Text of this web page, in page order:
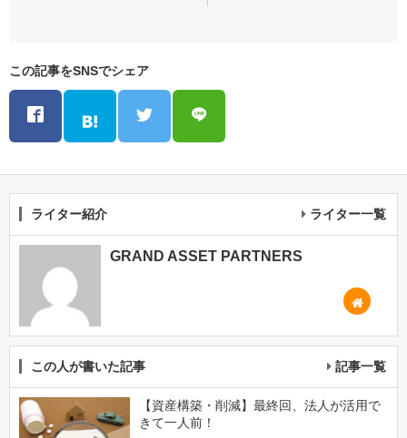
この記事をSNSでシェア
ライター紹介 ライター一覧
GRAND ASSET PARTNERS
この人が書いた記事 記事一覧
【資産構築・削減】最終回、法人が活用で
きて一人前！